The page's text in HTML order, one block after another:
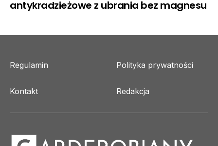
antykradzieżowe z ubrania bez magnesu
Regulamin Polityka prywatności
Kontakt Redakcja